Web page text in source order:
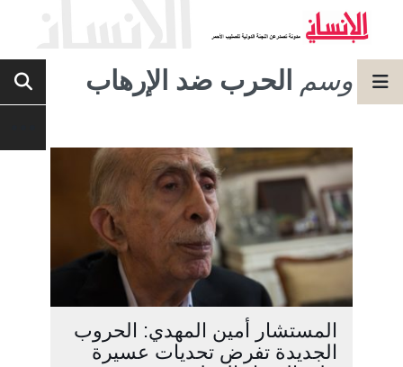
وسم الحرب ضد الإرهاب
المستشار أمين المهدي: الحروب
الجديدة تفرض تحديات عسيرة